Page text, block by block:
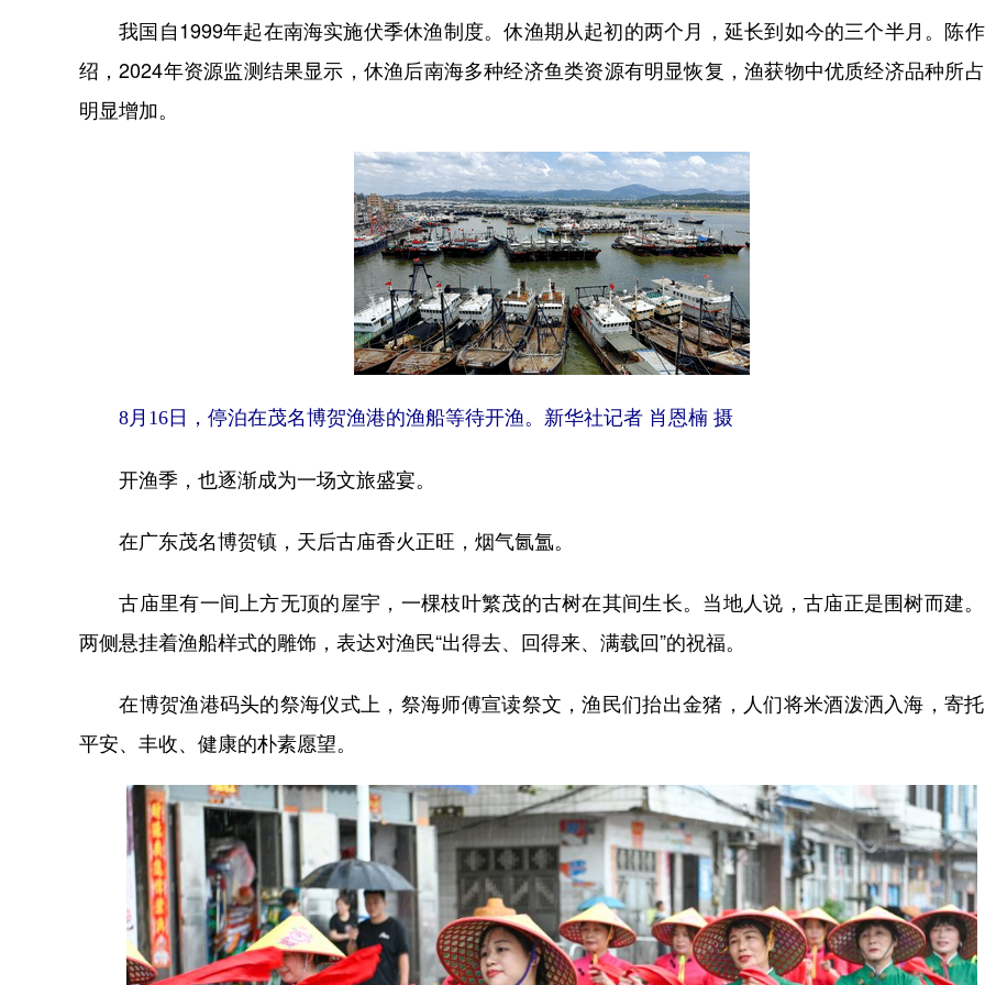
我国自1999年起在南海实施伏季休渔制度。休渔期从起初的两个月，延长到如今的三个半月。陈
绍，2024年资源监测结果显示，休渔后南海多种经济鱼类资源有明显恢复，渔获物中优质经济品种所占
明显增加。
8月16日，停泊在茂名博贺渔港的渔船等待开渔。新华社记者 肖恩楠 摄
开渔季，也逐渐成为一场文旅盛宴。
在广东茂名博贺镇，天后古庙香火正旺，烟气氤氲。
古庙里有一间上方无顶的屋宇，一棵枝叶繁茂的古树在其间生长。当地人说，古庙正是围树而建
两侧悬挂着渔船样式的雕饰，表达对渔民“出得去、回得来、满载回”的祝福。
在博贺渔港码头的祭海仪式上，祭海师傅宣读祭文，渔民们抬出金猪，人们将米酒泼洒入海，寄
平安、丰收、健康的朴素愿望。